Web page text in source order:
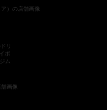
リ
ボ
ム